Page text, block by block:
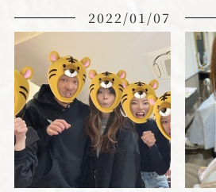
2022/01/07